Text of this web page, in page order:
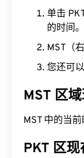
单击
的时间。
MST（
您还可
MST 区域
MST 中的当
PKT 区现